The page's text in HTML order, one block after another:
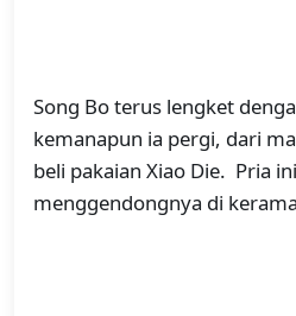
Song Bo terus lengket
kemanapun ia pergi, dari
beli pakaian Xiao Die. Pria
menggendongnya di